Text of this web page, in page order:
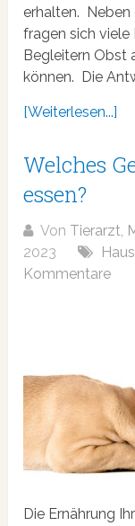
erhalten.
fragen sich viele
Begleitern Obst
können. Die
[Weiterlesen...]
Welches
essen?
Von Tierarzt,
2023
Kommentare
Die Ernährung